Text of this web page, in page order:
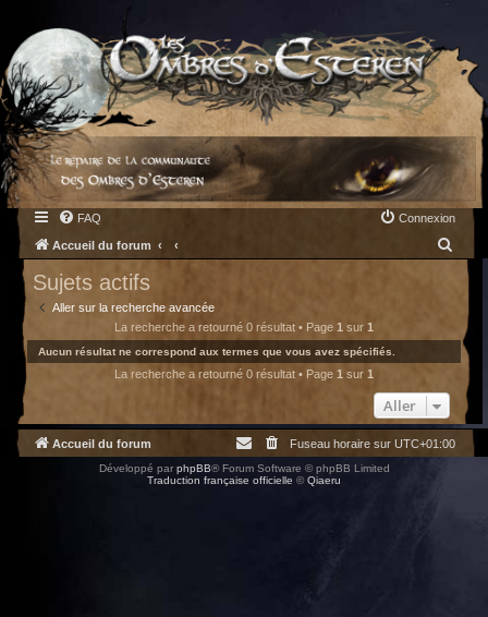
FAQ Connexion
Accueil du forum
h
Sujets actifs
Aller sur la recherche avancée
La recherche a retourné 0 résultat • Page 1 sur 1
Aucun résultat ne correspond aux termes que vous avez spécifiés.
La recherche a retourné 0 résultat • Page 1 sur 1
Aller
Accueil du forum Fuseau horaire sur UTC+01:00
Développé par phpBB® Forum Software © phpBB Limited
Traduction française officielle ©Qiaeru